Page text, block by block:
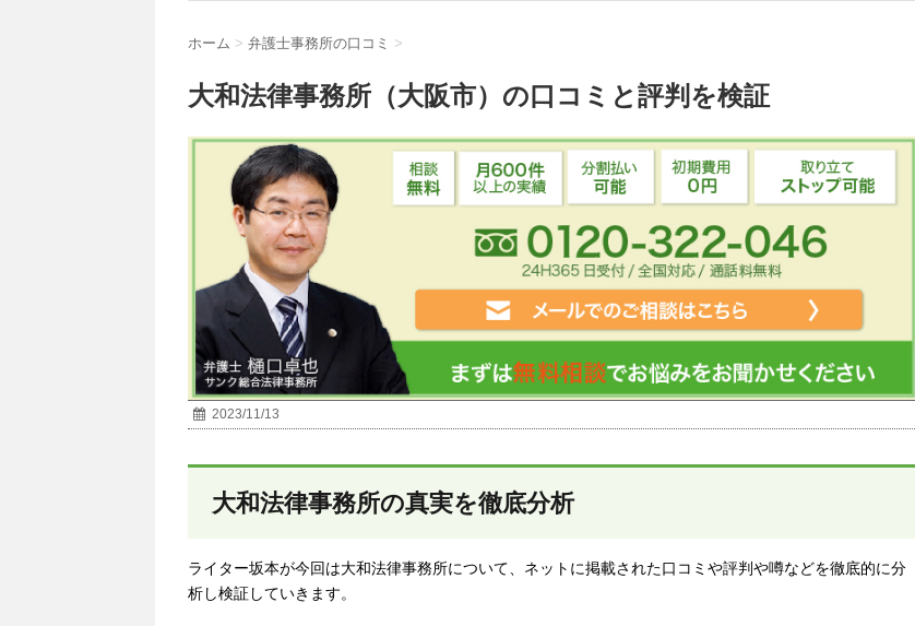
ホーム > 弁護士事務所の口コミ >
大和法律事務所（大阪市）の口コミと評判を検証
2023/11/13
大和法律事務所の真実を徹底分析
ライター坂本が今回は大和法律事務所について、ネットに掲載された口コミや評判や噂などを徹底的に分
析し検証していきます。